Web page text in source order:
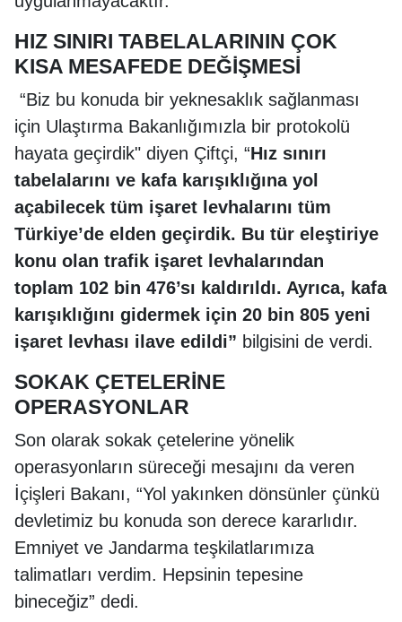
HIZ SINIRI TABELALARININ ÇOK
KISA MESAFEDE DEĞİŞMESİ
“Biz bu konuda bir yeknesaklık sağlanması
için Ulaştırma Bakanlığımızla bir protokolü
hayata geçirdik" diyen Çiftçi, “Hız sınırı
tabelalarını ve kafa karışıklığına yol
açabilecek tüm işaret levhalarını tüm
Türkiye’de elden geçirdik. Bu tür eleştiriye
konu olan trafik işaret levhalarından
toplam 102 bin 476’sı kaldırıldı. Ayrıca, kafa
karışıklığını gidermek için 20 bin 805 yeni
işaret levhası ilave edildi” bilgisini de verdi.
SOKAK ÇETELERİNE
OPERASYONLAR
Son olarak sokak çetelerine yönelik
operasyonların süreceği mesajını da veren
İçişleri Bakanı, “Yol yakınken dönsünler çünkü
devletimiz bu konuda son derece kararlıdır.
Emniyet ve Jandarma teşkilatlarımıza
talimatları verdim. Hepsinin tepesine
bineceğiz” dedi.